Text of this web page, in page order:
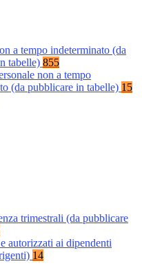
a tempo indeterminato (da
tabelle) 855
non a tempo
(da pubblicare in tabelle) 15
trimestrali (da pubblicare
autorizzati ai dipendenti
14